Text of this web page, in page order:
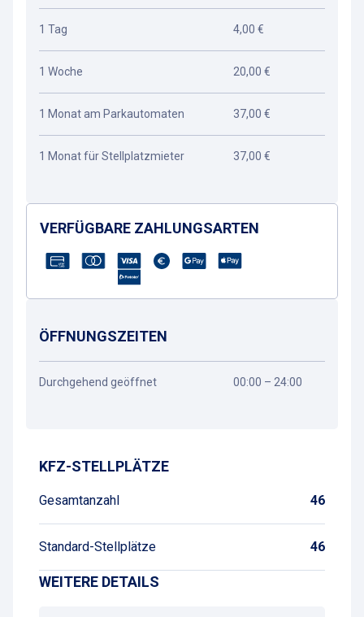
1 Tag 4,00 €
1 Woche 20,00 €
1 Monat am Parkautomaten 37,00 €
1 Monat für Stellplatzmieter 37,00 €
VERFÜGBARE ZAHLUNGSARTEN
ÖFFNUNGSZEITEN
Durchgehend geöffnet 00:00 – 24:00
KFZ-STELLPLÄTZE
Gesamtanzahl 46
Standard-Stellplätze 46
WEITERE DETAILS